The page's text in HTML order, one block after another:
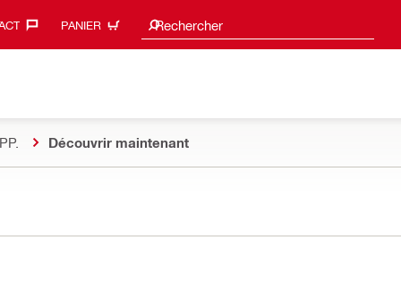
PANIER Rechercher
Suggestions de recherche
Découvrir maintenant